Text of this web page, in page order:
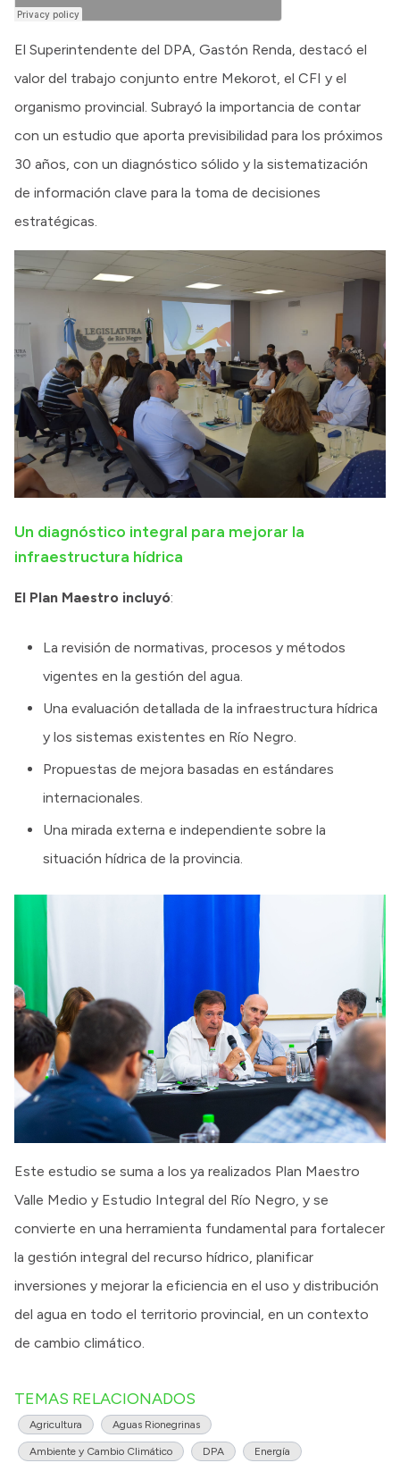
El Superintendente del DPA, Gastón Renda, destacó el
valor del trabajo conjunto entre Mekorot, el CFI y el
organismo provincial. Subrayó la importancia de contar
con un estudio que aporta previsibilidad para los próximos
30 años, con un diagnóstico sólido y la sistematización
de información clave para la toma de decisiones
estratégicas.
Un diagnóstico integral para mejorar la
infraestructura hídrica
El Plan Maestro incluyó:
La revisión de normativas, procesos y métodos
vigentes en la gestión del agua.
Una evaluación detallada de la infraestructura hídrica
y los sistemas existentes en Río Negro.
Propuestas de mejora basadas en estándares
internacionales.
Una mirada externa e independiente sobre la
situación hídrica de la provincia.
Este estudio se suma a los ya realizados Plan Maestro
Valle Medio y Estudio Integral del Río Negro, y se
convierte en una herramienta fundamental para fortalecer
la gestión integral del recurso hídrico, planificar
inversiones y mejorar la eficiencia en el uso y distribución
del agua en todo el territorio provincial, en un contexto
de cambio climático.
TEMAS RELACIONADOS
Agricultura Aguas Rionegrinas
Ambiente y Cambio Climático DPA Energía